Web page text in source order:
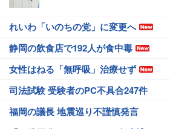
れいわ「いのちの党」に変更へ
静岡の飲食店で192人が食中毒
女性はねる「無呼吸」治療せず
司法試験 受験者のPC不具合247件
福岡の議長 地震巡り不謹慎発言